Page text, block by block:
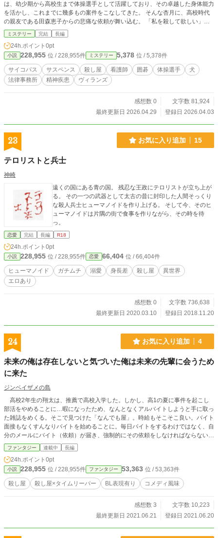
は、幼少期から高校生まで体操選手として活躍しており、その卓越した身体能力
を活かし、これまでに幾多もの案件をこなしてきた。 そんな杏月に、高校時代
の親友である田森恵子からの悲痛な依頼が舞い込む。 「私を殺して欲しい」、
と。 かねてから自殺未遂を繰り返し、彼女の辛い人生の一部始終を見てきた杏
月は、悩んだ末に引き受けることに。 しかし、この一件を契機に、順調だった
杏月の、人生の歯車が狂い出す...。 ※この物語はフィクションです。作品の進行
上、登場する人物の実務内容が実際と異なる場合がございますが、その点はご了
承いただきたく存じます。また苦情・ご意見・ご指摘等も受付致しかねます。あ
くまで架空の設定であり、実在のモデル等は一切ございません。 ※エブリスタ
でも公開があります。 ※作中で現在とは状況の異なる事実についての言及がご
たためであり、作品の進行上、原文のままである方が臨場感があると判断したた
め、あえて修正せずに掲載しております。
ミステリー 完結 長編
24h.ポイント 0pt
小説 228,955 位 / 228,955件 ミステリー 5,378 位 / 5,378件
サイコパス サスペンス 殺し屋 看護師 囲碁 体操選手
犬
法律事務所
精神疾患 ヴィランズ
感想数 0
文字数 81,924
最終更新日 2026.04.29
登録日 2026.04.03
23 お気に入り追加 15
テロリストと兵士
神崎
遠くの国にある青の国。 残忍な王政にテロリストが立ち上が
る。 その一つの武器として太古の昔に封印した人間そっくり
な殺人兵士ヒューマノイドを作り上げる。 そして今、そのヒ
ューマノイドは片隅の街で食事を作りながら、その時を待
っ。
恋愛 完結 長編 R18
24h.ポイント 0pt
小説 228,955 位 / 228,955件 恋愛 66,404 位 / 66,404件
ヒューマノイド ガチムチ 溺愛 身長差 殺し屋
異世界
エロあり
感想数 0
文字数 736,638
最終更新日 2020.03.10
登録日 2018.11.20
24 お気に入り追加 4
未来の俺は存在しないと気づいた俺は未来の先輩に会うため
に来た
ジンベイザメの島
高校2年生の翔太は、推薦で高校入学した。しかし、高1の夏に事件を起こし
部活をやめることに…暇になったため、なんとなくアルバイトしようと手に取っ
た雑誌をめくる。そこで見つけた「なんでも屋」。時給もそこそこ良い。バイト
面接もなくすんなりバイトを始めることに。毎日バイトをするわけではなく、自
分のメールにバイト（依頼）が届き、強制的にその依頼をしなければならない。
少し疑問があるなか、またも事件が…！？ 依頼中、依頼主の犬が殺されてしま
い、依頼メールがおかしなことに！？殺しの依頼？！殺し屋の用心棒？も出てき
て、ちょっと変態 ブラックコメディ＆BL どうぞ楽しんで読んでください 話が短
編です。 ジンベイザメの島初めての小説なのでアドバイスをください。（切
実）
ファンタジー 連載中 長編
24h.ポイント 0pt
小説 228,955 位 / 228,955件 ファンタジー 53,363 位 / 53,363件
殺し屋 殺し屋×タイムリーパー BL表現有り コメディ風味
感想数 3
文字数 10,223
最終更新日 2021.06.21
登録日 2021.06.20